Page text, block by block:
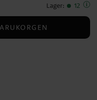
Lager: 12